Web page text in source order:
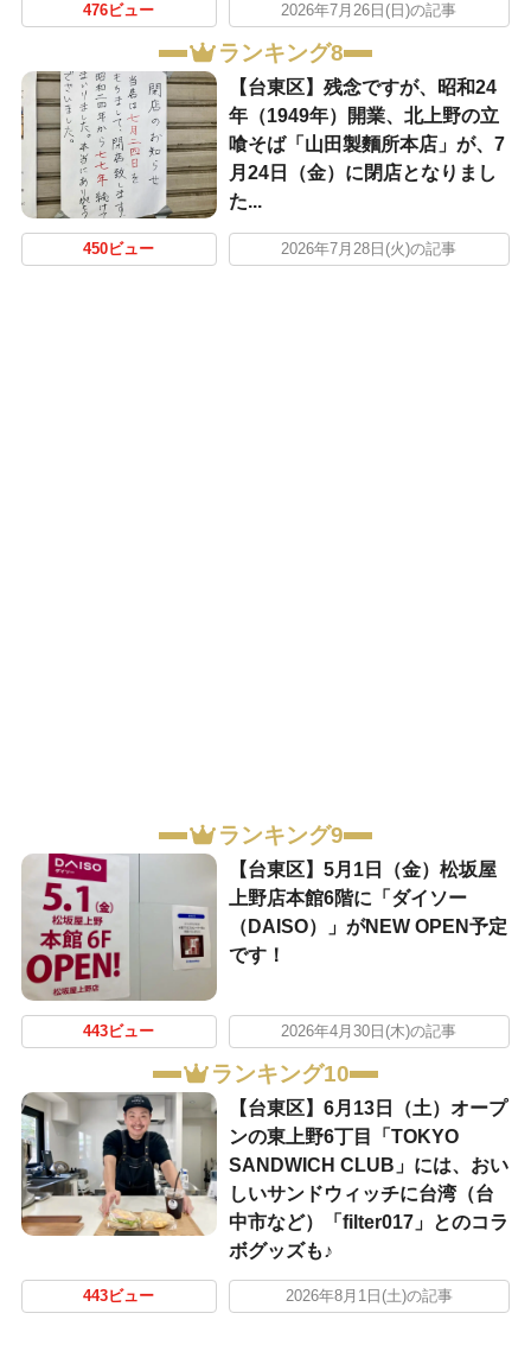
476ビュー 2026年7月26日(日)の記事
ランキング8
【台東区】残念ですが、昭和24
年（1949年）開業、北上野の立
喰そば「山田製麵所本店」が、7
月24日（金）に閉店となりまし
た...
450ビュー 2026年7月28日(火)の記事
ランキング9
【台東区】5月1日（金）松坂屋
上野店本館6階に「ダイソー
（DAISO）」がNEW OPEN予定
です！
443ビュー 2026年4月30日(木)の記事
ランキング10
【台東区】6月13日（土）オープ
ンの東上野6丁目「TOKYO
SANDWICH CLUB」には、おい
しいサンドウィッチに台湾（台
中市など）「filter017」とのコラ
ボグッズも♪
443ビュー 2026年8月1日(土)の記事